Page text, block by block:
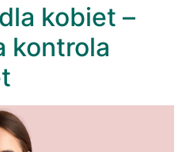
kobiet –
kontrola